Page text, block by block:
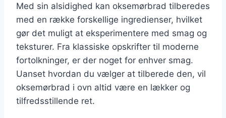
Med sin alsidighed kan oksemørbrad tilberedes
med en række forskellige ingredienser, hvilket
gør det muligt at eksperimentere med smag og
teksturer. Fra klassiske opskrifter til moderne
fortolkninger, er der noget for enhver smag.
Uanset hvordan du vælger at tilberede den, vil
oksemørbrad i ovn altid være en lækker og
tilfredsstillende ret.